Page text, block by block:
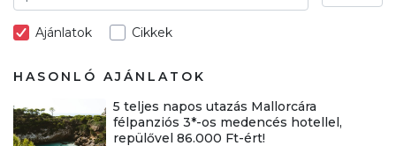
Ajánlatok Cikkek
HASONLÓ AJÁNLATOK
5 teljes napos utazás Mallorcára
félpanziós 3*-os medencés hotellel,
repülővel 86.000 Ft-ért!